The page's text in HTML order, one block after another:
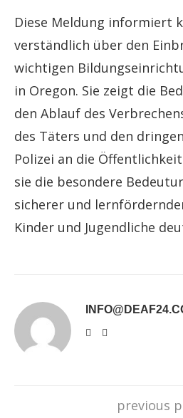
Diese Meldung informiert
verständlich über den
wichtigen
in Oregon. Sie zeigt die
den Ablauf des
des Täters und den
Polizei an die
sie die besondere
sicherer und
Kinder und Jugendliche
previous